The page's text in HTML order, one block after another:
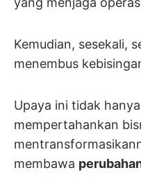
Kemudian, sesekali,
menembus
Upaya ini tidak
mempertahankan
membawa